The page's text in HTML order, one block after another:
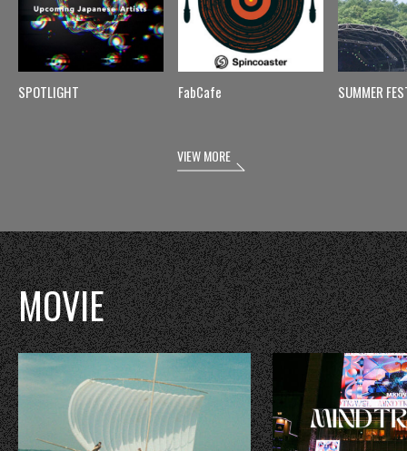
SPOTLIGHT FabCafe SUMMER
VIEW MORE
MOVIE